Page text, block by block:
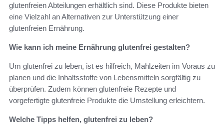
glutenfreien Abteilungen erhältlich sind. Diese Produkte bieten
eine Vielzahl an Alternativen zur Unterstützung einer
glutenfreien Ernährung.
Wie kann ich meine Ernährung glutenfrei gestalten?
Um glutenfrei zu leben, ist es hilfreich, Mahlzeiten im Voraus zu
planen und die Inhaltsstoffe von Lebensmitteln sorgfältig zu
überprüfen. Zudem können glutenfreie Rezepte und
vorgefertigte glutenfreie Produkte die Umstellung erleichtern.
Welche Tipps helfen, glutenfrei zu leben?